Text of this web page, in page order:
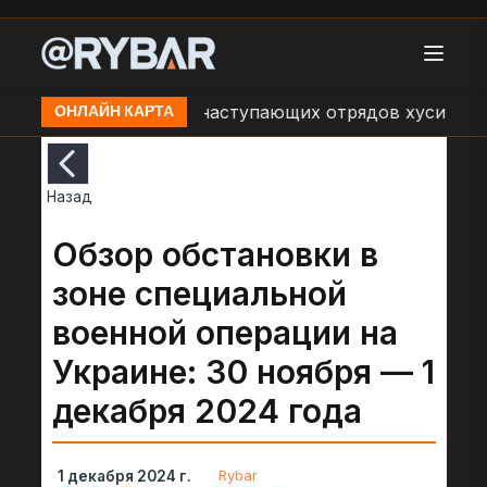
ОНЛАЙН КАРТА
об обстрелах наступающих отрядов хуситов
Назад
Обзор обстановки в
зоне специальной
военной операции на
Украине: 30 ноября — 1
декабря 2024 года
1 декабря 2024 г. Rybar